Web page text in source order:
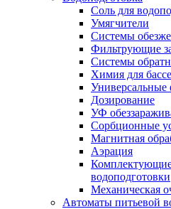
Соль для
Умягчители
Системы
Фильтрующие
Системы
Химия для
Универсальные
Дозирование
УФ
Сорбционные
Магнитная
Аэрация
водоподготовки
Механическая
Автоматы питьевой